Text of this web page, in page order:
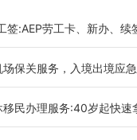
:AEP劳工卡、新办、续签、降签
服务，入境出境应急通关，规避海
理服务:40岁起快速拿永居，陪读/养老/经